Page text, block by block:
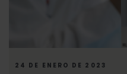
24 DE ENERO DE 2023